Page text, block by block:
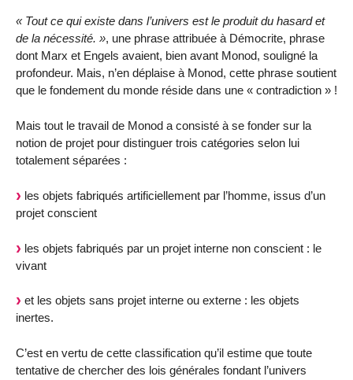
« Tout ce qui existe dans l’univers est le produit du hasard et
de la nécessité. », une phrase attribuée à Démocrite, phrase
dont Marx et Engels avaient, bien avant Monod, souligné la
profondeur. Mais, n’en déplaise à Monod, cette phrase soutient
que le fondement du monde réside dans une « contradiction » !
Mais tout le travail de Monod a consisté à se fonder sur la
notion de projet pour distinguer trois catégories selon lui
totalement séparées :
les objets fabriqués artificiellement par l’homme, issus d’un
projet conscient
les objets fabriqués par un projet interne non conscient : le
vivant
et les objets sans projet interne ou externe : les objets
inertes.
C’est en vertu de cette classification qu’il estime que toute
tentative de chercher des lois générales fondant l’univers